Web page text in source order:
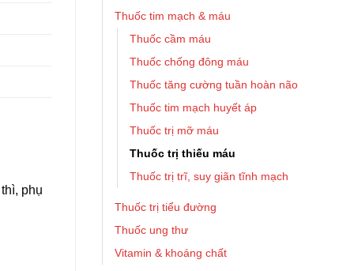
Thuốc tim mạch & máu
Thuốc cầm máu
Thuốc chống đông máu
Thuốc tăng cường tuần hoàn não
Thuốc tim mạch huyết áp
Thuốc trị mỡ máu
Thuốc trị thiếu máu
Thuốc trị trĩ, suy giãn tĩnh mạch
Thuốc trị tiểu đường
Thuốc ung thư
Vitamin & khoáng chất
phụ